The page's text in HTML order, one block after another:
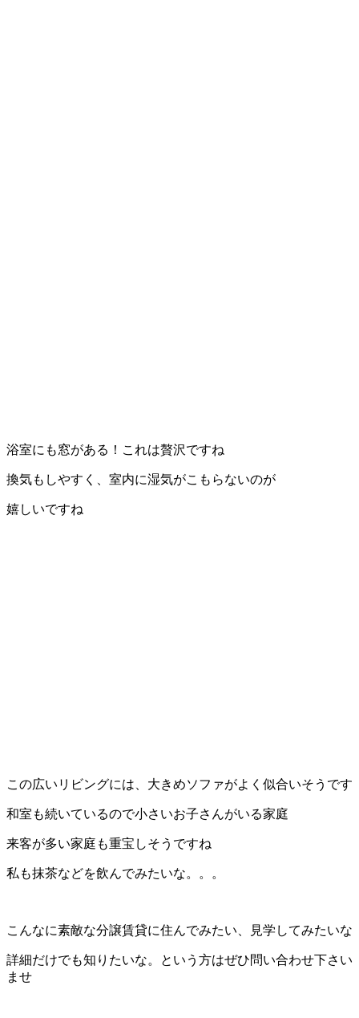
浴室にも窓がある！これは贅沢ですね
換気もしやすく、室内に湿気がこもらないのが
嬉しいですね
この広いリビングには、大きめソファがよく似合いそうです
和室も続いているので小さいお子さんがいる家庭
来客が多い家庭も重宝しそうですね
私も抹茶などを飲んでみたいな。。。
こんなに素敵な分譲賃貸に住んでみたい、見学してみたいな
詳細だけでも知りたいな。という方はぜひ問い合わせ下さい
ませ